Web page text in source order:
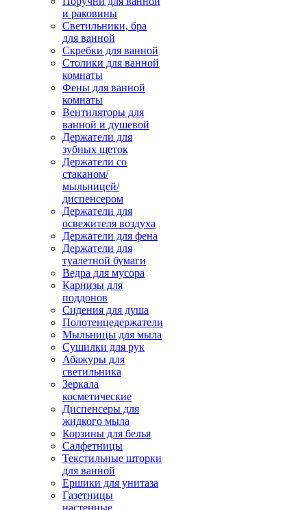
и раковины
Светильники, бра
для ванной
Скребки для ванной
Столики для ванной
комнаты
Фены для ванной
комнаты
Вентиляторы для
ванной и душевой
Держатели для
зубных щеток
Держатели со
стаканом/
мыльницей/
диспенсером
Держатели для
освежителя воздуха
Держатели для фена
Держатели для
туалетной бумаги
Ведра для мусора
Карнизы для
поддонов
Сидения для душа
Полотенцедержатели
Мыльницы для мыла
Сушилки для рук
Абажуры для
светильника
Зеркала
косметические
Диспенсеры для
жидкого мыла
Корзины для белья
Салфетницы
Текстильные шторки
для ванной
Ершики для унитаза
Газетницы
настенные